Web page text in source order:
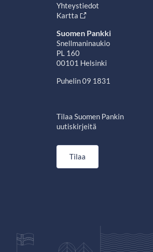
Yhteystiedot
Kartta
Suomen Pankki
Snellmaninaukio
PL 160
00101 Helsinki
Puhelin 09 1831
Tilaa Suomen Pankin
uutiskirjeitä
Tilaa